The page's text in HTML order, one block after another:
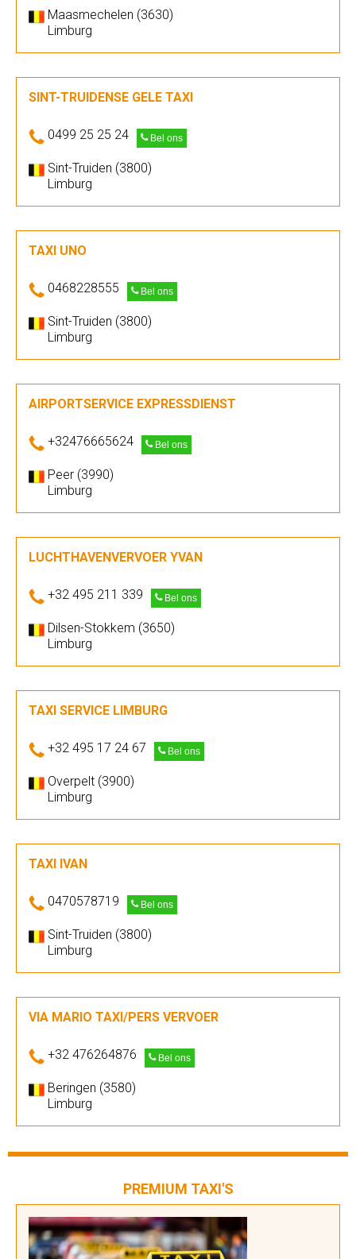
Maasmechelen (3630)
Limburg
SINT-TRUIDENSE GELE TAXI
0499 25 25 24 Bel ons
Sint-Truiden (3800)
Limburg
TAXI UNO
0468228555 Bel ons
Sint-Truiden (3800)
Limburg
AIRPORTSERVICE EXPRESSDIENST
+32476665624 Bel ons
Peer (3990)
Limburg
LUCHTHAVENVERVOER YVAN
+32 495 211 339 Bel ons
Dilsen-Stokkem (3650)
Limburg
TAXI SERVICE LIMBURG
+32 495 17 24 67 Bel ons
Overpelt (3900)
Limburg
TAXI IVAN
0470578719 Bel ons
Sint-Truiden (3800)
Limburg
VIA MARIO TAXI/PERS VERVOER
+32 476264876 Bel ons
Beringen (3580)
Limburg
PREMIUM TAXI'S